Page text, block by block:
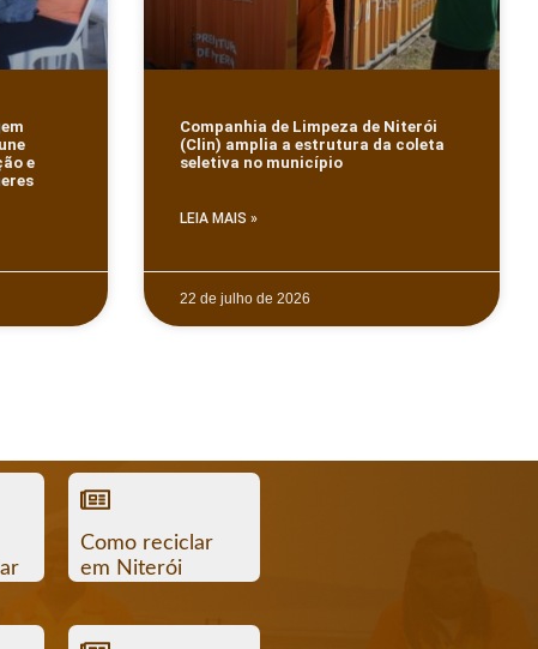
e
Companhia de Limpeza de Niterói
(Clin) amplia a estrutura da coleta
seletiva no município
LEIA MAIS »
22 de julho de 2026
Como reciclar
em Niterói